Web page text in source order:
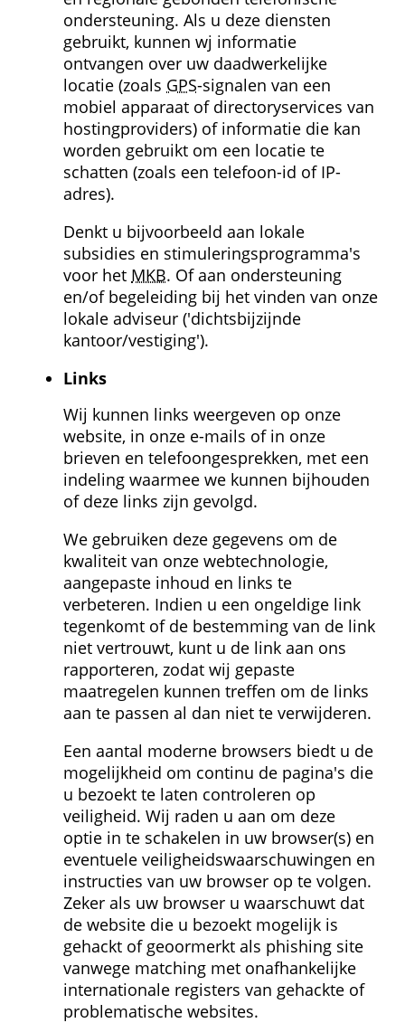
ondersteuning. Als u deze diensten
gebruikt, kunnen wj informatie
ontvangen over uw daadwerkelijke
locatie (zoals GPS-signalen van een
mobiel apparaat of directoryservices van
hostingproviders) of informatie die kan
worden gebruikt om een locatie te
schatten (zoals een telefoon-id of IP-
adres).
Denkt u bijvoorbeeld aan lokale
subsidies en stimulerings­programma's
voor het MKB. Of aan ondersteuning
en/of begeleiding bij het vinden van onze
lokale adviseur ('dichtsbijzijnde
kantoor/vestiging').
Links
Wij kunnen links weergeven op onze
website, in onze e-mails of in onze
brieven en telefoongesprekken, met een
indeling waarmee we kunnen bijhouden
of deze links zijn gevolgd.
We gebruiken deze gegevens om de
kwaliteit van onze webtechnologie,
aangepaste inhoud en links te
verbeteren. Indien u een ongeldige link
tegenkomt of de bestemming van de link
niet vertrouwt, kunt u de link aan ons
rapporteren, zodat wij gepaste
maatregelen kunnen treffen om de links
aan te passen al dan niet te verwijderen.
Een aantal moderne browsers biedt u de
mogelijkheid om continu de pagina's die
u bezoekt te laten controleren op
veiligheid. Wij raden u aan om deze
optie in te schakelen in uw browser(s) en
eventuele veiligheids­waarschuwingen en
instructies van uw browser op te volgen.
Zeker als uw browser u waarschuwt dat
de website die u bezoekt mogelijk is
gehackt of geoormerkt als phishing site
vanwege matching met onafhankelijke
internationale registers van gehackte of
problematische websites.